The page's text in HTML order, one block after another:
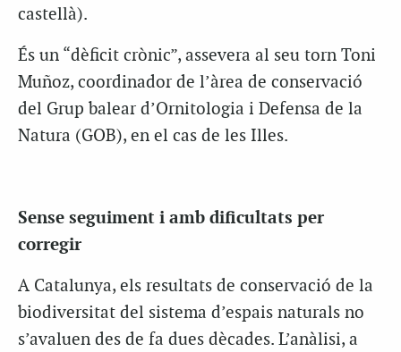
castellà).
És un “dèficit crònic”, assevera al seu torn Toni
Muñoz, coordinador de l’àrea de conservació
del Grup balear d’Ornitologia i Defensa de la
Natura (GOB), en el cas de les Illes.
Sense seguiment i amb dificultats per
corregir
A Catalunya, els resultats de conservació de la
biodiversitat del sistema d’espais naturals no
s’avaluen des de fa dues dècades. L’anàlisi, a